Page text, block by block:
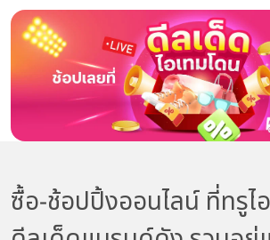
ซื้อ-ช้อปปิ้งออนไลน์ ที่ทรูไ